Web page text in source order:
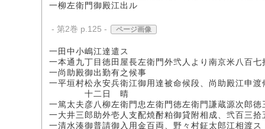
一柳左衛門御殿江出ル
- 第2巻 p.125 - ページ画像
一田中小嶋江達遣ス
一本通九丁目徳田屋長左衛門外弐人より南京米八百
一尚助殿御出勤有之候事
一平垣村松永安兵衛江御用達被命候段、尚助殿江申渡
十二日 晴
一篤太夫彦八柳左衛門忠左衛門徳左衛門謙蔵源次郎
一大井三郎助外壱人支配焼酎粕御貸附相成、弐百三
一清水湊御普請御入用金百両、野々村鉦太郎江相渡ス